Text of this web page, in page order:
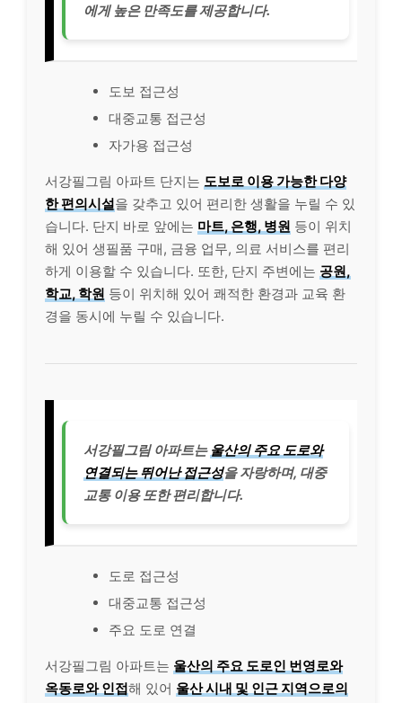
에게 높은 만족도를 제공합니다.
도보 접근성
대중교통 접근성
자가용 접근성
서강필그림 아파트 단지는 도보로 이용 가능한 다양
한 편의시설을 갖추고 있어 편리한 생활을 누릴 수 있
습니다. 단지 바로 앞에는 마트, 은행, 병원 등이 위치
해 있어 생필품 구매, 금융 업무, 의료 서비스를 편리
하게 이용할 수 있습니다. 또한, 단지 주변에는 공원,
학교, 학원 등이 위치해 있어 쾌적한 환경과 교육 환
경을 동시에 누릴 수 있습니다.
서강필그림 아파트는 울산의 주요 도로와
연결되는 뛰어난 접근성을 자랑하며, 대중
교통 이용 또한 편리합니다.
도로 접근성
대중교통 접근성
주요 도로 연결
서강필그림 아파트는 울산의 주요 도로인 번영로와
옥동로와 인접해 있어 울산 시내 및 인근 지역으로의